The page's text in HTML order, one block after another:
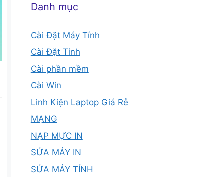
Danh mục
Cài Đặt Máy Tính
Cài Đặt Tỉnh
Cài phần mềm
Cài Win
Linh Kiện Laptop Giá Rẻ
MẠNG
NẠP MỰC IN
SỬA MÁY IN
SỬA MÁY TÍNH